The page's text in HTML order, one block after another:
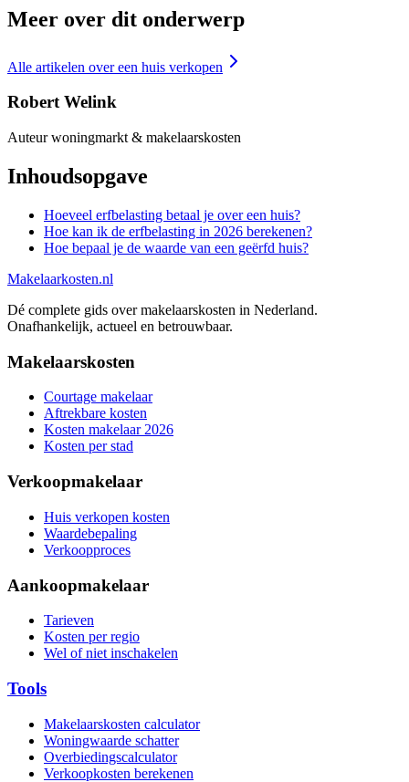
Meer over dit onderwerp
Alle artikelen overeen huis verkopen
Robert Welink
Auteur woningmarkt & makelaarskosten
Inhoudsopgave
Hoeveel erfbelasting betaal je over een huis?
Hoe kan ik de erfbelasting in 2026 berekenen?
Hoe bepaal je de waarde van een geërfd huis?
Makelaarkosten.nl
Dé complete gids over makelaarskosten in Nederland.
Onafhankelijk, actueel en betrouwbaar.
Makelaarskosten
Courtage makelaar
Aftrekbare kosten
Kosten makelaar 2026
Kosten per stad
Verkoopmakelaar
Huis verkopen kosten
Waardebepaling
Verkoopproces
Aankoopmakelaar
Tarieven
Kosten per regio
Wel of niet inschakelen
Tools
Makelaarskosten calculator
Woningwaarde schatter
Overbiedingscalculator
Verkoopkosten berekenen